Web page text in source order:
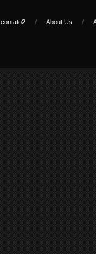
contato2 About Us